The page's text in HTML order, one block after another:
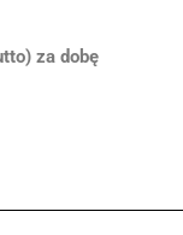
za dobę